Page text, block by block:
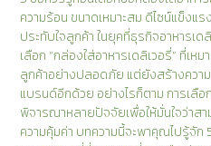
ความร้อน ขนาดเหมาะสม ดีไซน์แข็งแ
ประทับใจลูกค้า ในยุคที่ธุรกิจอาหารเด
เลือก “กล่องใส่อาหารเดลิเวอรี่” ที่เห
ลูกค้าอย่างปลอดภัย แต่ยังสร้างควา
แบรนด์อีกด้วย อย่างไรก็ตาม การเลือ
พิจารณาหลายปัจจัยเพื่อให้มั่นใจว่า
ความคุ้มค่า บทความนี้จะพาคุณไปรู้จัก